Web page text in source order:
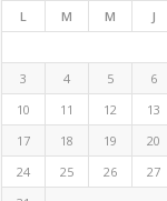
L M M J
3
4 5 6
10
11 12 13
17
18 19 20
24
25 26 27